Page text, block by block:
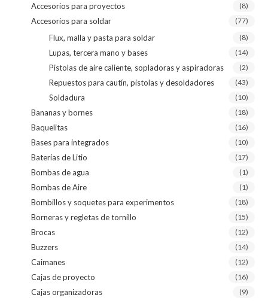
Accesorios para proyectos (8)
Accesorios para soldar (77)
Flux, malla y pasta para soldar (8)
Lupas, tercera mano y bases (14)
Pistolas de aire caliente, sopladoras y aspiradoras (2)
Repuestos para cautín, pistolas y desoldadores (43)
Soldadura (10)
Bananas y bornes (18)
Baquelitas (16)
Bases para integrados (10)
Baterías de Litio (17)
Bombas de agua (1)
Bombas de Aire (1)
Bombillos y soquetes para experimentos (18)
Borneras y regletas de tornillo (15)
Brocas (12)
Buzzers (14)
Caimanes (12)
Cajas de proyecto (16)
Cajas organizadoras (9)